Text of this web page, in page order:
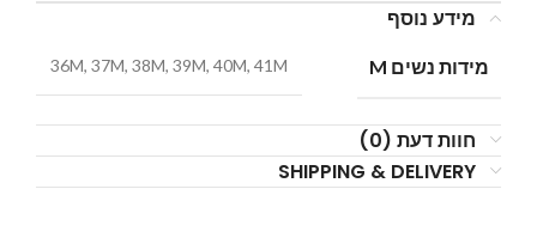
מידע נוסף
מידות נשים M 36M, 37M, 38M, 39M, 40M, 41M
חוות דעת (0)
SHIPPING & DELIVERY